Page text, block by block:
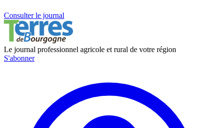
Consulter le journal
Le journal professionnel agricole et rural de votre région
S'abonner